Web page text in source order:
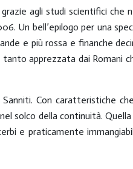
agli studi scientifici che
Un bell’epilogo per una
e più rossa e finanche
tanto apprezzata dai Romani
Con caratteristiche
solco della continuità.
e praticamente